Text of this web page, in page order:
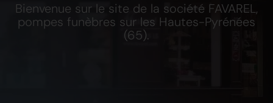
Bienvenue sur le site de la société FAVAREL,
pompes funèbres sur les Hautes-Pyrénées
(65).